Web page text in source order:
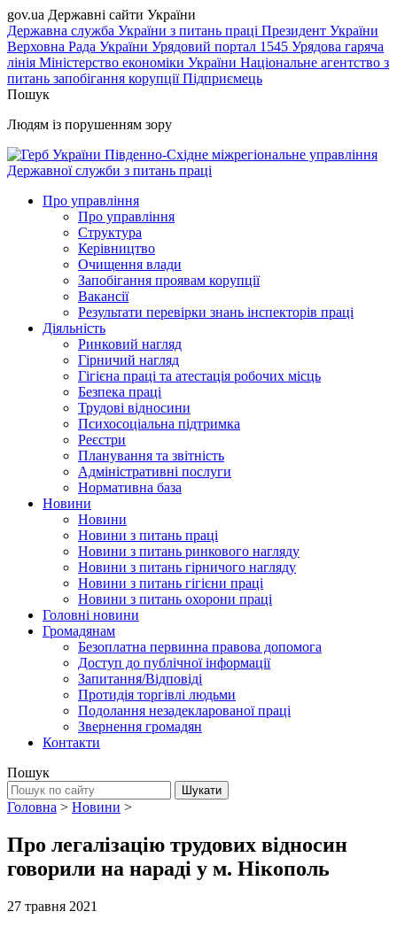
gov.ua Державні сайти України
Державна служба України з питань праці Президент України
Верховна Рада України Урядовий портал 1545 Урядова гаряча
лінія Міністерство економіки України Національне агентство з
питань запобігання корупціїПідприємець
Пошук
Людям із порушенням зору
Південно-Східне міжрегіональне управління
Державної служби з питань праці
Про управління
Про управління
Структура
Керівництво
Очищення влади
Запобігання проявам корупції
Вакансії
Результати перевірки знань інспекторів праці
Діяльність
Ринковий нагляд
Гірничий нагляд
Гігієна праці та атестація робочих місць
Безпека праці
Трудові відносини
Психосоціальна підтримка
Реєстри
Планування та звітність
Адміністративні послуги
Нормативна база
Новини
Новини
Новини з питань праці
Новини з питань ринкового нагляду
Новини з питань гірничого нагляду
Новини з питань гігієни праці
Новини з питань охорони праці
Головні новини
Громадянам
Безоплатна первинна правова допомога
Доступ до публічної інформації
Запитання/Відповіді
Протидія торгівлі людьми
Подолання незадекларованої праці
Звернення громадян
Контакти
Пошук
Головна > Новини >
Про легалізацію трудових відносин
говорили на нараді у м. Нікополь
27 травня 2021